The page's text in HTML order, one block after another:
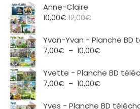
Anne-Claire
10,00€ 12,00€
Yvon-Yvan - Planche BD
7,00€ – 10,00€
prix :
10,00€
Yvette - Planche BD
7,00€ – 10,00€
prix :
Yves - Planche BD